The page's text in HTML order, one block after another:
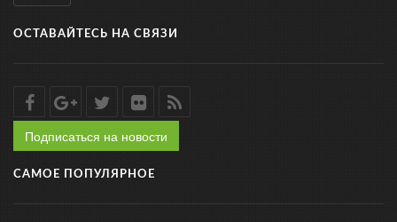
ОСТАВАЙТЕСЬ НА СВЯЗИ
Подписаться на новости
САМОЕ ПОПУЛЯРНОЕ